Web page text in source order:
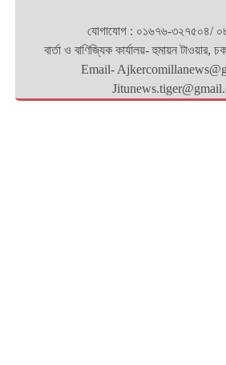
যোগাযোগ : ০১৬৭৬-৩২৭৫০৪/
বার্তা ও বাণিজ্যিক কার্যালয়- হুমায়ন টাওয়ার,
Email-